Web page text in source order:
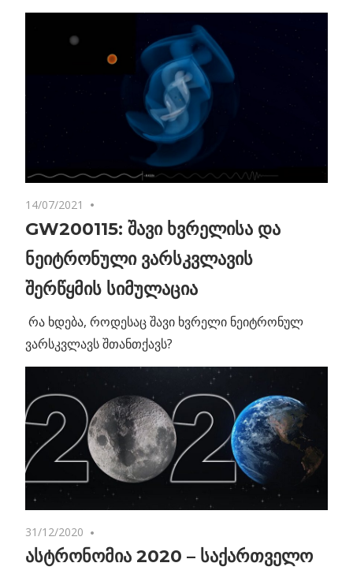
14/07/2021
GW200115: შავი ხვრელისა და
ნეიტრონული ვარსკვლავის
შერწყმის სიმულაცია
რა ხდება, როდესაც შავი ხვრელი ნეიტრონულ
ვარსკვლავს შთანთქავს?
31/12/2020
ასტრონომია 2020 – საქართველო